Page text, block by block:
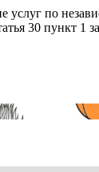
услуг по
30 пункт 1